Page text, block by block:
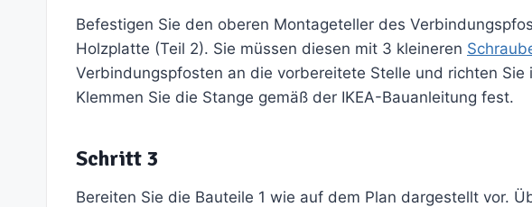
Befestigen Sie den oberen Montageteller des
Holzplatte (Teil 2). Sie müssen diesen mit 3 kleineren
Verbindungspfosten an die vorbereitete Stelle und richten Sie
Klemmen Sie die Stange gemäß der IKEA-Bauanleitung fest.
Schritt 3
Bereiten Sie die Bauteile 1 wie auf dem Plan dargestellt vor.